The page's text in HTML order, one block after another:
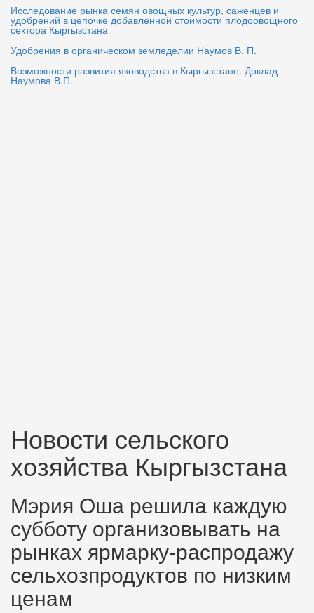
Исследование рынка семян овощных культур, саженцев и
удобрений в цепочке добавленной стоимости плодоовощного
сектора Кыргызстана
Удобрения в органическом земледелии Наумов В. П.
Возможности развития яководства в Кыргызстане. Доклад
Наумова В.П.
Новости сельского
хозяйства Кыргызстана
Мэрия Оша решила каждую
субботу организовывать на
рынках ярмарку-распродажу
сельхозпродуктов по низким
ценам